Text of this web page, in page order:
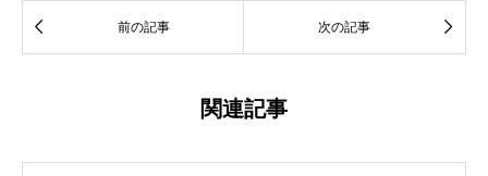
 前の記事 次の記事 
関連記事